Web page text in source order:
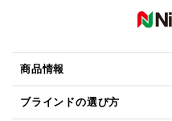
商品情報
ブラインドの選び方